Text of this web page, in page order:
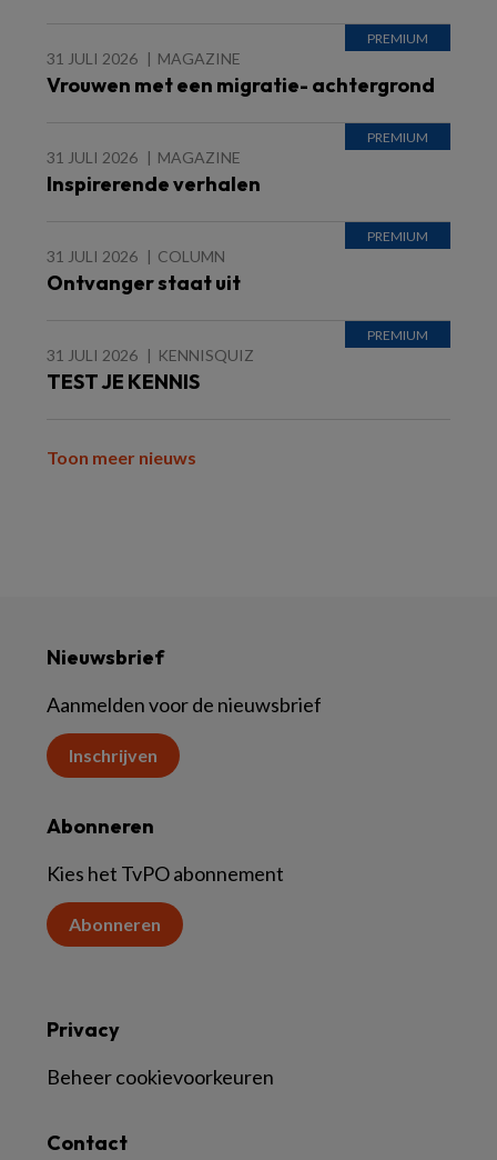
31 JULI 2026 MAGAZINE
Vrouwen met een migratie- achtergrond
31 JULI 2026 MAGAZINE
Inspirerende verhalen
31 JULI 2026 COLUMN
Ontvanger staat uit
31 JULI 2026 KENNISQUIZ
TEST JE KENNIS
Toon meer nieuws
Nieuwsbrief
Aanmelden voor de nieuwsbrief
Inschrijven
Abonneren
Kies het TvPO abonnement
Abonneren
Contact
Privacy
Beheer cookievoorkeuren